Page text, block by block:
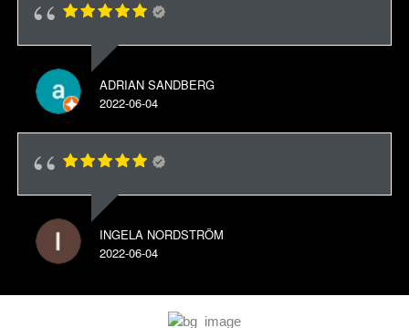
ADRIAN SANDBERG
2022-06-04
INGELA NORDSTRÖM
2022-06-04